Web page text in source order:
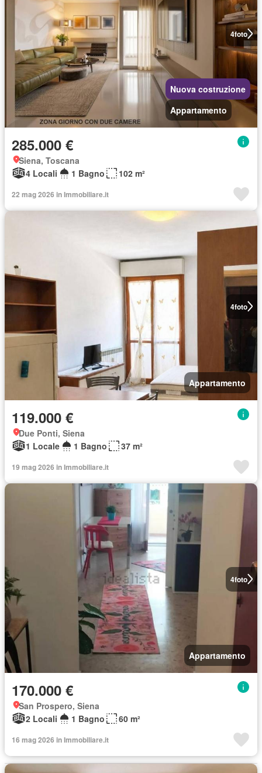
4foto
Nuova costruzione
Appartamento
285.000 €
Siena, Toscana
4 Locali
1 Bagno 102 m²
22 mag 2026 in Immobiliare.it
4foto
Appartamento
119.000 €
Due Ponti, Siena
1 Locale
1 Bagno 37 m²
19 mag 2026 in Immobiliare.it
4foto
Appartamento
170.000 €
San Prospero, Siena
2 Locali
1 Bagno 60 m²
16 mag 2026 in Immobiliare.it